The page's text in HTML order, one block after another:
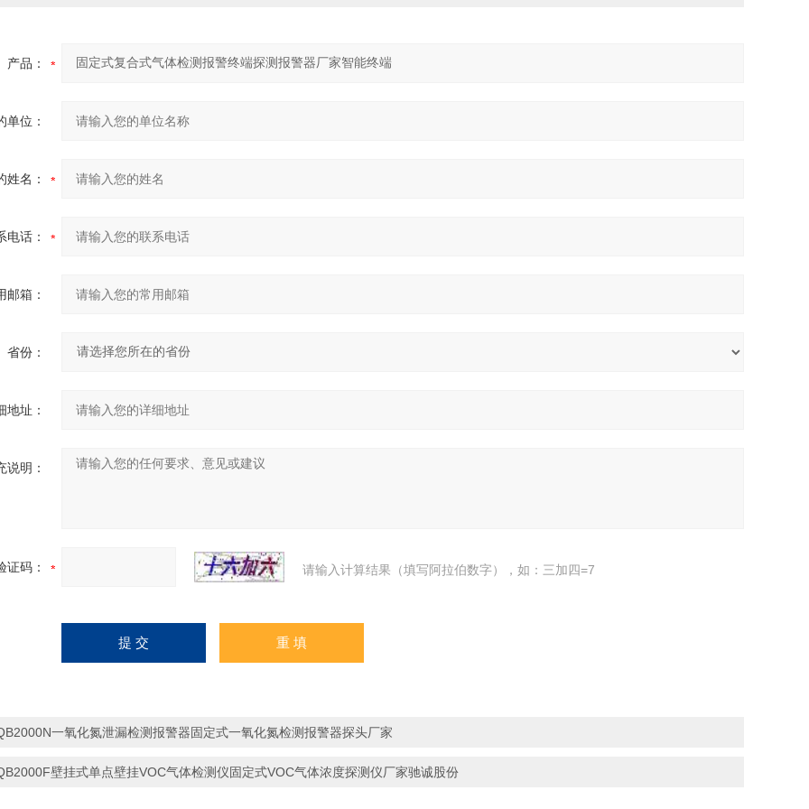
产品：
单位：
姓名：
电话：
邮箱：
省份：
地址：
说明：
证码： 请输入计算结果（填写阿拉伯数字），如：三加四=7
一氧化氮泄漏检测报警器固定式一氧化氮检测报警器探头厂家
壁挂式单点壁挂VOC气体检测仪固定式VOC气体浓度探测仪厂家驰诚股份